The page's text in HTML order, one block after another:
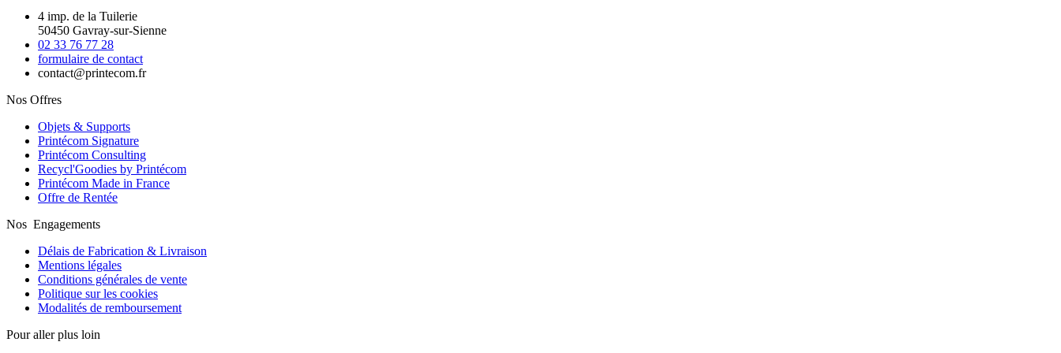
4 imp. de la Tuilerie
50450 Gavray-sur-Sienne
02 33 76 77 28
formulaire de contact
contact@printecom.fr
Nos Offres
Objets & Supports
Printécom Signature
Printécom Consulting
Recycl'Goodies by Printécom
Printécom Made in France
Offre de Rentée
Nos Engagements
Délais de Fabrication & Livraison
Mentions légales
Conditions générales de vente
Politique sur les cookies
Modalités de remboursement
Pour aller plus loin